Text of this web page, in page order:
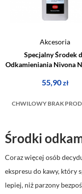
Akcesoria
Specjalny Środek
Odkamieniania Nivona
55,90zł
CHWILOWY BRAK
Środki
Coraz więcej osób
ekspresu do kawy, który
lepiej, niż parzony